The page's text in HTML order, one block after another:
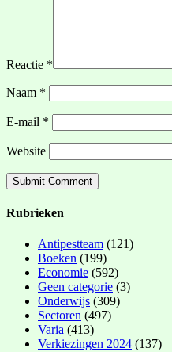
Reactie *
Naam *
E-mail *
Website
Rubrieken
Antipestteam (121)
Boeken (199)
Economie (592)
Geen categorie (3)
Onderwijs (309)
Sectoren (497)
Varia (413)
Verkiezingen 2024 (137)